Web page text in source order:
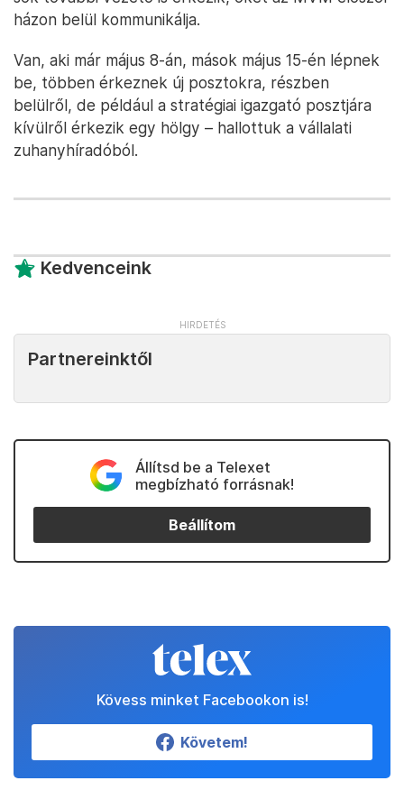
házon belül kommunikálja.
Van, aki már május 8-án, mások május 15-én lépnek
be, többen érkeznek új posztokra, részben
belülről, de például a stratégiai igazgató posztjára
kívülről érkezik egy hölgy – hallottuk a vállalati
zuhanyhíradóból.
Kedvenceink
Partnereinktől
Állítsd be a Telexet
megbízható forrásnak!
Beállítom
Kövess minket Facebookon is!
Követem!